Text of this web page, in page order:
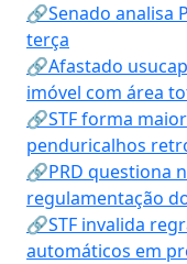
🔗Senado analisa
terça
🔗Afastado
imóvel com área
🔗STF forma
penduricalhos
🔗PRD questiona
regulamentação
🔗STF invalida
automáticos em